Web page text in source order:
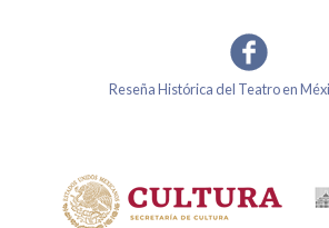
Reseña Histórica del Teatro en